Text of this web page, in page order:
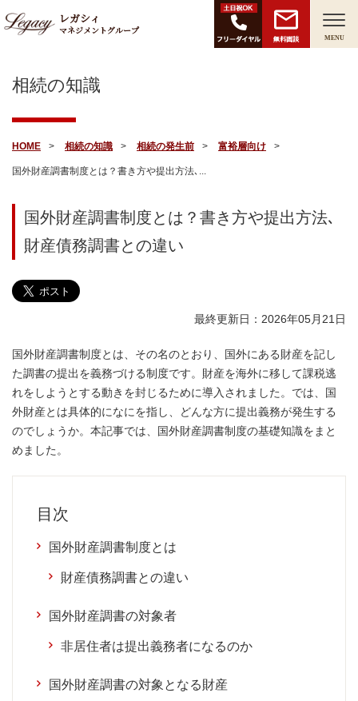
レガシィ
マネジメントグループ
無料面談 MENU
相続の知識
HOME 相続の知識 相続の発生前 富裕層向け
国外財産調書制度とは？書き方や提出方法､...
国外財産調書制度とは？書き方や提出方法､
財産債務調書との違い
最終更新日：2026年05月21日
国外財産調書制度とは、その名のとおり、国外にある財産を記し
た調書の提出を義務づける制度です。財産を海外に移して課税逃
れをしようとする動きを封じるために導入されました。では、国
外財産とは具体的になにを指し、どんな方に提出義務が発生する
のでしょうか。本記事では、国外財産調書制度の基礎知識をまと
めました。
目次
国外財産調書制度とは
財産債務調書との違い
国外財産調書の対象者
非居住者は提出義務者になるのか
国外財産調書の対象となる財産